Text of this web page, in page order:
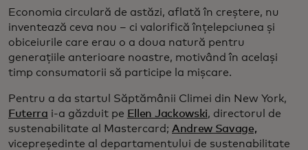
Economia circulară de astăzi, aflată în creștere, nu
inventează ceva nou – ci valorifică înțelepciunea și
obiceiurile care erau o a doua natură pentru
generațiile anterioare noastre, motivând în același
timp consumatorii să participe la mișcare.
Pentru a da startul Săptămânii Climei din New York,
Futerra i-a găzduit pe Ellen Jackowski, directorul de
sustenabilitate al Mastercard; Andrew Savage,
vicepreședinte al departamentului de sustenabilitate